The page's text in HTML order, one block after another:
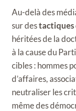
Au-delà des
sur destactiques
héritées de la
à la cause du
cibles : hommes
d’affaires,
neutraliser les
même des